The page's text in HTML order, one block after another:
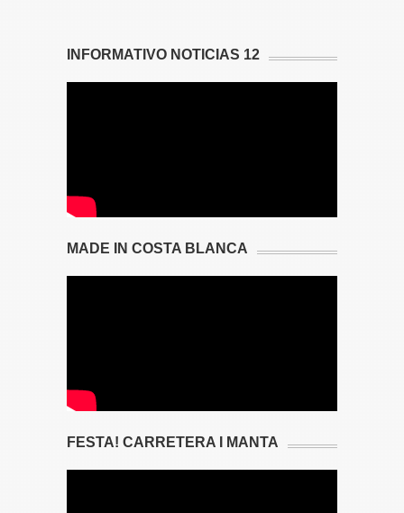
INFORMATIVO NOTICIAS 12
MADE IN COSTA BLANCA
FESTA! CARRETERA I MANTA